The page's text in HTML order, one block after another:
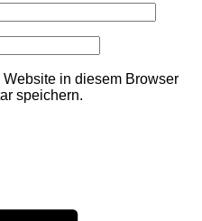
in diesem Browser
speichern.